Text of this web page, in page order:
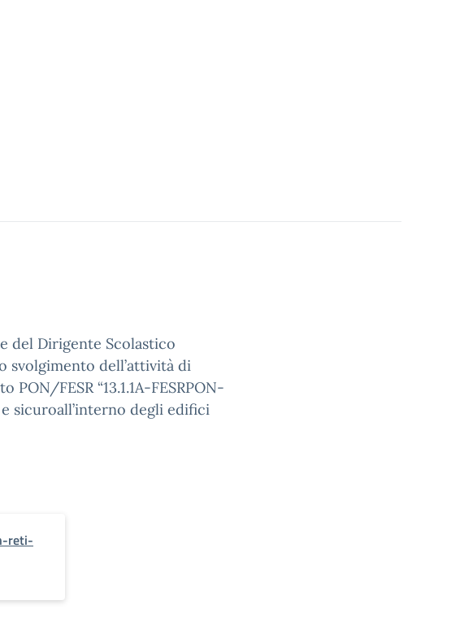
del Dirigente Scolastico
svolgimento dell’attività di
FESR “13.1.1A-FESRPON-
sicuroall’interno degli edifici
reti-